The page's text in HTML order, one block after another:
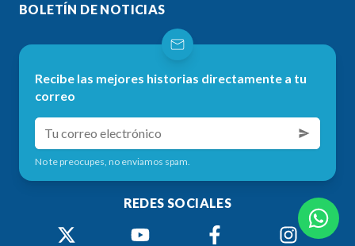
BOLETÍN DE NOTICIAS
Recibe las mejores historias directamente a tu
correo
No te preocupes, no enviamos spam.
REDES SOCIALES